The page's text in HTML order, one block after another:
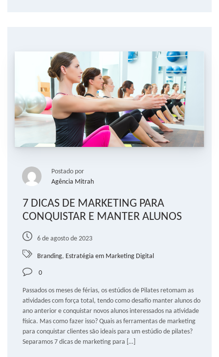
Postado por
Agência Mitrah
7 DICAS DE MARKETING PARA
CONQUISTAR E MANTER ALUNOS
6 de agosto de 2023
Branding, Estratégia em Marketing Digital
0
Passados os meses de férias, os estúdios de Pilates retomam as
atividades com força total, tendo como desafio manter alunos do
ano anterior e conquistar novos alunos interessados na atividade
física. Mas como fazer isso? Quais as ferramentas de marketing
para conquistar clientes são ideais para um estúdio de pilates?
Separamos 7 dicas de marketing para […]